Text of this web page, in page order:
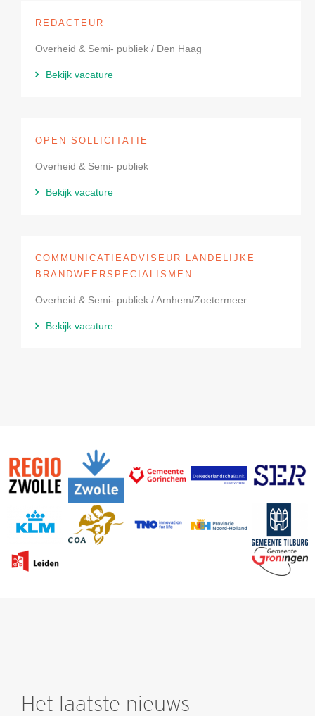
REDACTEUR
Overheid & Semi- publiek / Den Haag
Bekijk vacature
OPEN SOLLICITATIE
Overheid & Semi- publiek
Bekijk vacature
COMMUNICATIEADVISEUR LANDELIJKE
BRANDWEERSPECIALISMEN
Overheid & Semi- publiek / Arnhem/Zoetermeer
Bekijk vacature
Het laatste nieuws